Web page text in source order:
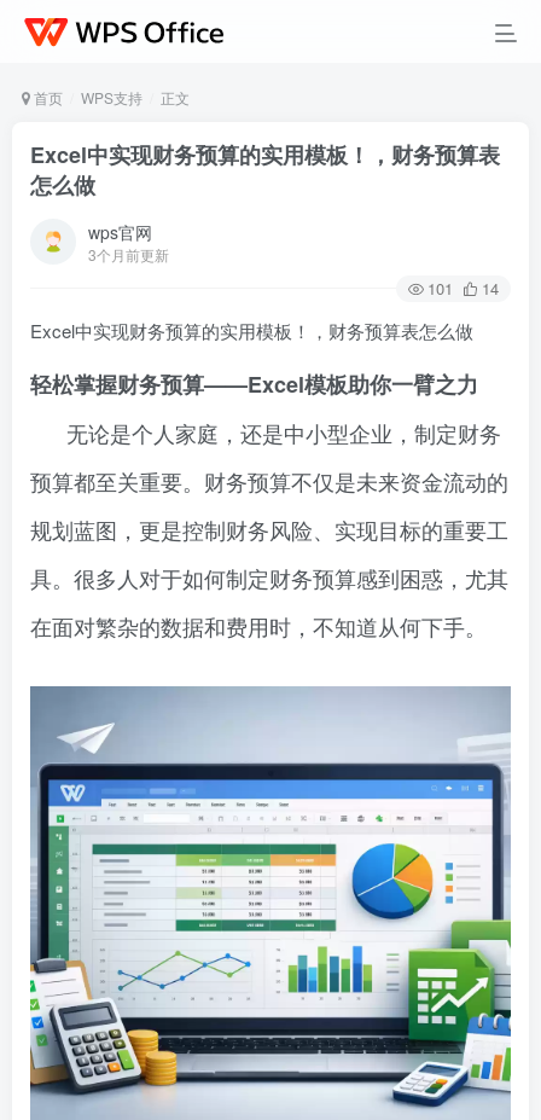
首页 WPS支持 正文
Excel中实现财务预算的实用模板！，财务预算表
怎么做
wps官网
3个月前更新
101 14
Excel中实现财务预算的实用模板！，财务预算表怎么做
轻松掌握财务预算——Excel模板助你一臂之力
无论是个人家庭，还是中小型企业，制定财务
预算都至关重要。财务预算不仅是未来资金流动的
规划蓝图，更是控制财务风险、实现目标的重要工
具。很多人对于如何制定财务预算感到困惑，尤其
在面对繁杂的数据和费用时，不知道从何下手。